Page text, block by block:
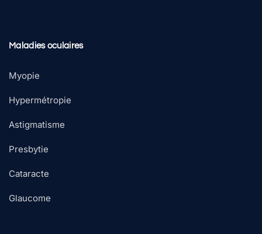
Maladies oculaires
Myopie
Hypermétropie
Astigmatisme
Presbytie
Cataracte
Glaucome